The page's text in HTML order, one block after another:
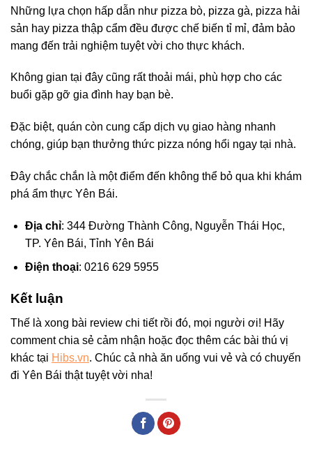
Những lựa chọn hấp dẫn như pizza bò, pizza gà, pizza hải
sản hay pizza thập cẩm đều được chế biến tỉ mỉ, đảm bảo
mang đến trải nghiệm tuyệt vời cho thực khách.
Không gian tại đây cũng rất thoải mái, phù hợp cho các
buổi gặp gỡ gia đình hay bạn bè.
Đặc biệt, quán còn cung cấp dịch vụ giao hàng nhanh
chóng, giúp bạn thưởng thức pizza nóng hổi ngay tại nhà.
Đây chắc chắn là một điểm đến không thể bỏ qua khi khám
phá ẩm thực Yên Bái.
Địa chỉ: 344 Đường Thành Công, Nguyễn Thái Học,
TP. Yên Bái, Tỉnh Yên Bái
Điện thoại: 0216 629 5955
Kết luận
Thế là xong bài review chi tiết rồi đó, mọi người ơi! Hãy
comment chia sẻ cảm nhận hoặc đọc thêm các bài thú vị
khác tại Hibs.vn. Chúc cả nhà ăn uống vui vẻ và có chuyến
đi Yên Bái thật tuyệt vời nha!